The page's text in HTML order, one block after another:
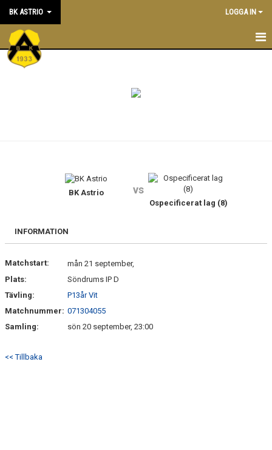
BK ASTRIO LOGGA IN
HEM
STÖTTA BK ASTRIO
TRYGG I ASTRIO
BK ASTRIO LOPPIS & CAFÉ
ASTRIOSHOPEN
BK Astrio vs
Ospecificerat lag (8)
INFORMATION
Matchstart:
mån 21 september,
Plats:
Söndrums IP D
Tävling:
P13år Vit
Matchnummer: 071304055
Samling:
sön 20 september, 23:00
<< Tillbaka